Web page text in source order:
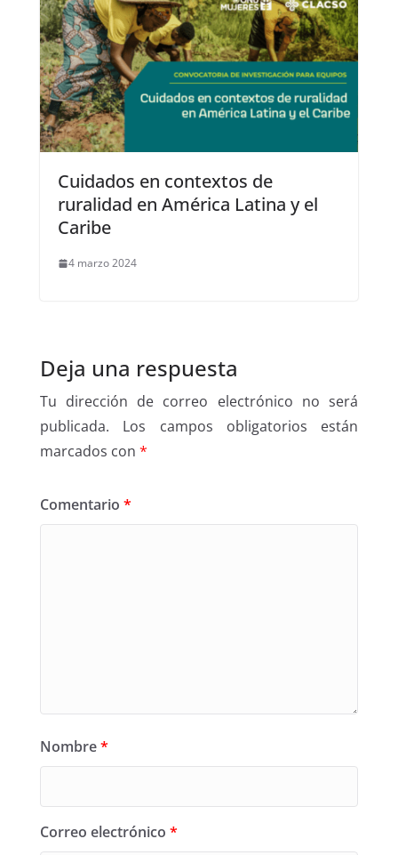
Cuidados en contextos de
ruralidad en América Latina y el
Caribe
4 marzo 2024
Deja una respuesta
Tu dirección de correo electrónico no será
publicada.
Los campos obligatorios están
marcados con *
Comentario *
Nombre*
Correo electrónico *